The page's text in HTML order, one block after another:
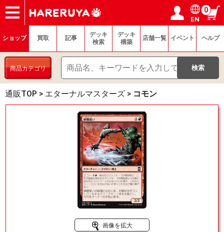
ショップ
買取
記事
デッキ検索
デッキ構築
選手一覧
店舗一覧
イベント
ヘルプ
お問い合わせ ログイン／会員登録
マイページ
EN
0
ショップ 買取 記事
デッキ
検索
デッキ
構築
店舗一覧 イベント ヘルプ
商品カテゴリ
通販TOP > エターナルマスターズ > コモン
画像を拡大